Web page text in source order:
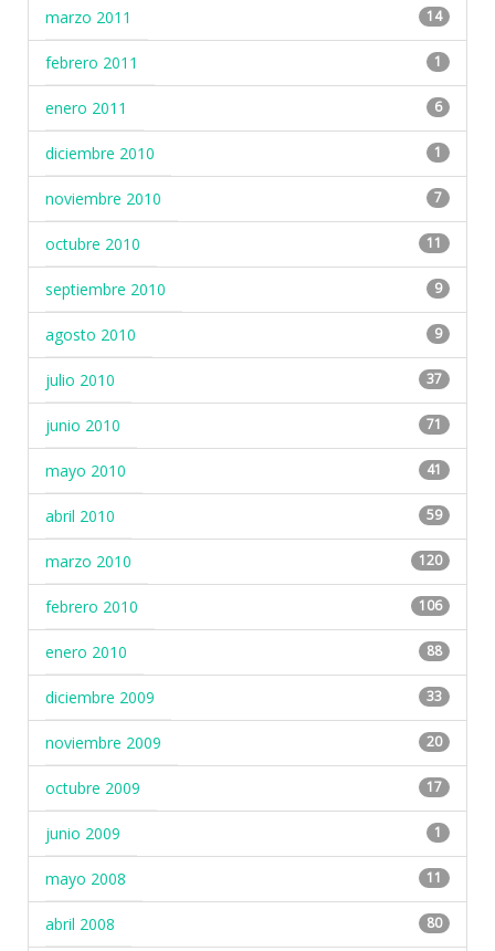
marzo 2011 14
febrero 2011 1
enero 2011 6
diciembre 2010 1
noviembre 2010 7
octubre 2010 11
septiembre 2010 9
agosto 2010 9
julio 2010 37
junio 2010 71
mayo 2010 41
abril 2010 59
marzo 2010 120
febrero 2010 106
enero 2010 88
diciembre 2009 33
noviembre 2009 20
octubre 2009 17
junio 2009 1
mayo 2008 11
abril 2008 80